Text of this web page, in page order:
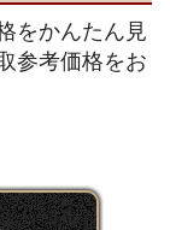
をかんたん見
参考価格をお